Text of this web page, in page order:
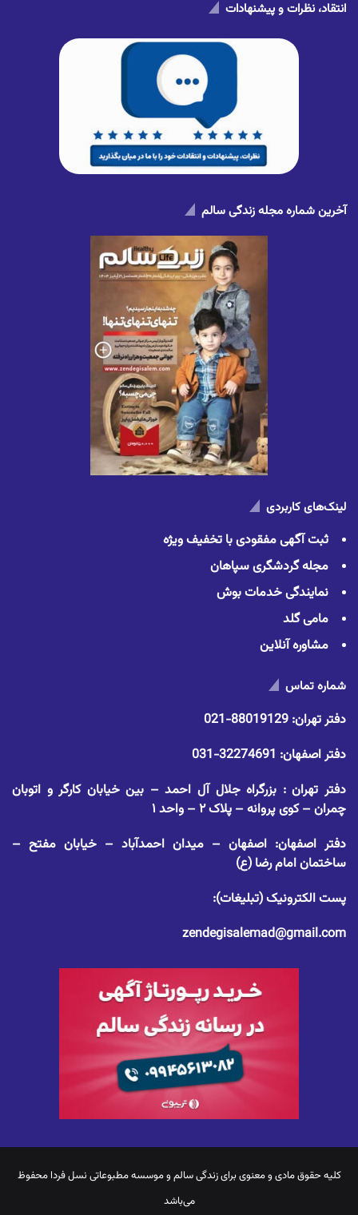
انتقاد، نظرات و پیشنهادات
آخرین شماره مجله زندگی سالم
لینک‌های کاربردی
ثبت آگهی مفقودی با تخفیف ویژه
مجله گردشگری سپاهان
نمایندگی خدمات بوش
مامی گلد
مشاوره آنلاین
شماره تماس
دفتر تهران: 88019129-021
دفتر اصفهان: 32274691-031
دفتر تهران : بزرگراه جلال آل احمد – بین خیابان کارگر و اتوبان
چمران – کوی پروانه – پلاک ۲ – واحد ۱
دفتر اصفهان: اصفهان – میدان احمدآباد – خیابان مفتح –
ساختمان امام رضا (ع)
پست الکترونیک (تبلیغات):
zendegisalemad@gmail.com
کلیه حقوق مادی و معنوی برایزندگی سالم و موسسه مطبوعاتی نسل فردا محفوظ
می‌باشد